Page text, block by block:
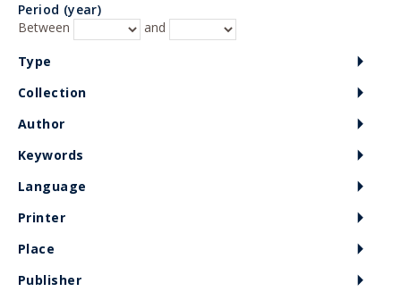
Period (year)
Between
and
Type
Collection
Author
Keywords
Language
Printer
Place
Publisher